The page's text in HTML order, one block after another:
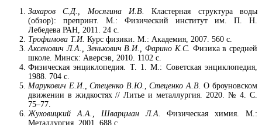
Захаров С.Д., Мосягина И.В.
Кластерная структура воды
(обзор): препринт. М.: Физический институт им. П. Н.
Лебедева РАН, 2011. 24 с.
Трофимова Т.И. Курс физики. М.: Академия, 2007. 560 с.
Аксенович Л.А., Зенькович В.И., Фарино К.С. Физика в средней
школе. Минск: Аверсэв, 2010. 1102 с.
Физическая энциклопедия. Т. 1. М.: Советская энциклопедия,
1988. 704 с.
Марукович Е.И., Стеценко В.Ю., Стеценко А.В. О броуновском
движении в жидкостях // Литье и металлургия. 2020. № 4. С.
75–77.
Жуховицкий А.А., Шварцман Л.А.
Физическая химия. М.:
Металлургия, 2001. 688 с.